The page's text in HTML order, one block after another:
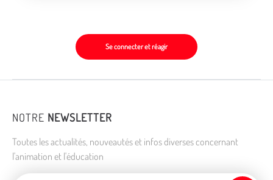
Se connecter et réagir
NOTRE NEWSLETTER
Toutes les actualités, nouveautés et infos diverses concernant
l'animation et l'éducation